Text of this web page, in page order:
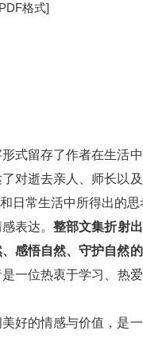
格式]
式留存了作者在生活
对逝去亲人、师长以
日常生活中所得出的思
表达。整部文集折射
感悟自然、守护自然
一位热衷于学习、热
好的情感与价值，是